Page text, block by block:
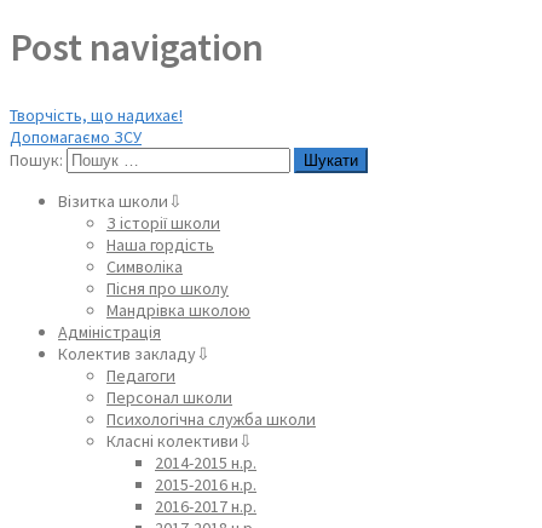
Post navigation
Творчість, що надихає!
Допомагаємо ЗСУ
Пошук:
Візитка школи⇩
З історії школи
Наша гордість
Символіка
Пісня про школу
Мандрівка школою
Адміністрація
Колектив закладу⇩
Педагоги
Персонал школи
Психологічна служба школи
Класні колективи⇩
2014-2015 н.р.
2015-2016 н.р.
2016-2017 н.р.